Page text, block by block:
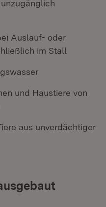
Auslauf- oder
im Stall
und Haustiere von
aus unverdächtiger